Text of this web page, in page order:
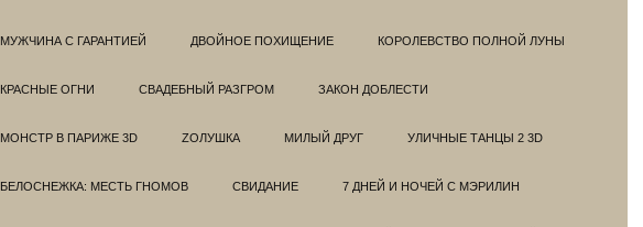
МУЖЧИНА С ГАРАНТИЕЙ ДВОЙНОЕ ПОХИЩЕНИЕ КОРОЛЕВСТВО ПОЛНОЙ ЛУНЫ
КРАСНЫЕ ОГНИ СВАДЕБНЫЙ РАЗГРОМ ЗАКОН ДОБЛЕСТИ
МОНСТР В ПАРИЖЕ 3D ZОЛУШКА МИЛЫЙ ДРУГ УЛИЧНЫЕ ТАНЦЫ 2 3D
БЕЛОСНЕЖКА: МЕСТЬ ГНОМОВ СВИДАНИЕ 7 ДНЕЙ И НОЧЕЙ С МЭРИЛИН